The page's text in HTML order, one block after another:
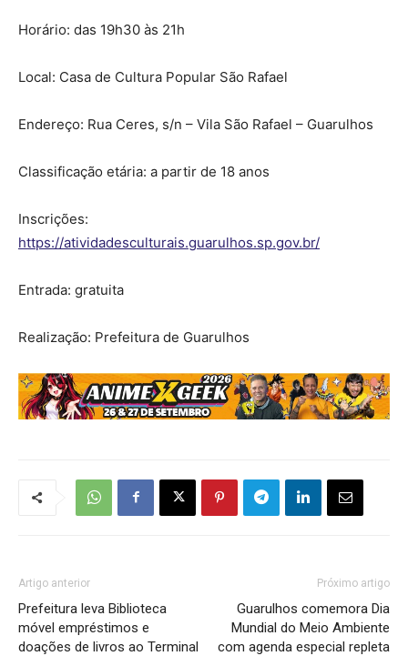
Horário: das 19h30 às 21h
Local: Casa de Cultura Popular São Rafael
Endereço: Rua Ceres, s/n – Vila São Rafael – Guarulhos
Classificação etária: a partir de 18 anos
Inscrições:
https://atividadesculturais.guarulhos.sp.gov.br/
Entrada: gratuita
Realização: Prefeitura de Guarulhos
Artigo anterior
Prefeitura leva Biblioteca
móvel empréstimos e
doações de livros ao Terminal
Próximo artigo
Guarulhos comemora Dia
Mundial do Meio Ambiente
com agenda especial repleta